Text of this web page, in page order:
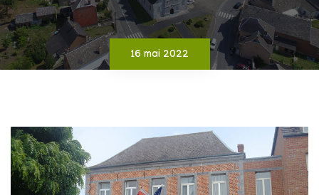
16 mai 2022